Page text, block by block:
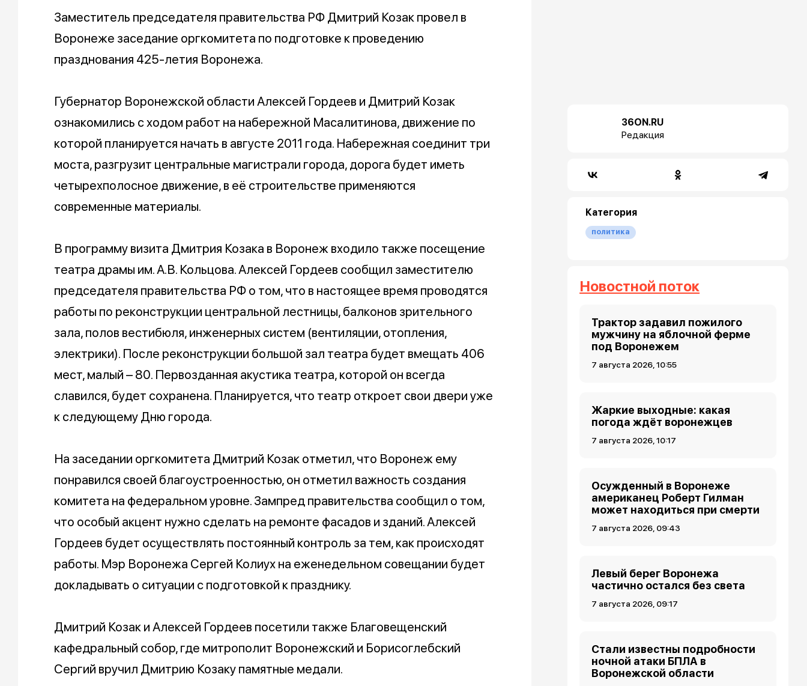
Заместитель председателя правительства РФ Дмитрий Козак провел в
Воронеже заседание оргкомитета по подготовке к проведению
празднования 425-летия Воронежа.
Губернатор Воронежской области Алексей Гордеев и Дмитрий Козак
ознакомились с ходом работ на набережной Масалитинова, движение по
которой планируется начать в августе 2011 года. Набережная соединит три
моста, разгрузит центральные магистрали города, дорога будет иметь
четырехполосное движение, в её строительстве применяются
современные материалы.
В программу визита Дмитрия Козака в Воронеж входило также посещение
театра драмы им. А.В. Кольцова. Алексей Гордеев сообщил заместителю
председателя правительства РФ о том, что в настоящее время проводятся
работы по реконструкции центральной лестницы, балконов зрительного
зала, полов вестибюля, инженерных систем (вентиляции, отопления,
электрики). После реконструкции большой зал театра будет вмещать 406
мест, малый – 80. Первозданная акустика театра, которой он всегда
славился, будет сохранена. Планируется, что театр откроет свои двери уже
к следующему Дню города.
На заседании оргкомитета Дмитрий Козак отметил, что Воронеж ему
понравился своей благоустроенностью, он отметил важность создания
комитета на федеральном уровне. Зампред правительства сообщил о том,
что особый акцент нужно сделать на ремонте фасадов и зданий. Алексей
Гордеев будет осуществлять постоянный контроль за тем, как происходят
работы. Мэр Воронежа Сергей Колиух на еженедельном совещании будет
докладывать о ситуации с подготовкой к празднику.
Дмитрий Козак и Алексей Гордеев посетили также Благовещенский
кафедральный собор, где митрополит Воронежский и Борисоглебский
Сергий вручил Дмитрию Козаку памятные медали.
36ON.RU
Редакция
Категория
политика
Новостной поток
Трактор задавил пожилого
мужчину на яблочной ферме
под Воронежем
7 августа 2026, 10:55
Жаркие выходные: какая
погода ждёт воронежцев
7 августа 2026, 10:17
Осужденный в Воронеже
американец Роберт Гилман
может находиться при смерти
7 августа 2026, 09:43
Левый берег Воронежа
частично остался без света
7 августа 2026, 09:17
Стали известны подробности
ночной атаки БПЛА в
Воронежской области